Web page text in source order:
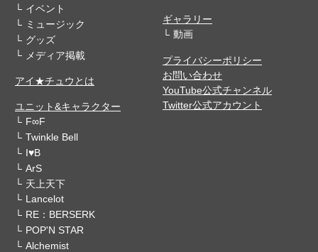
イベント
ミュージック
グッズ
メディア掲載
アイ★チュウとは
ユニット&キャラクター
F∞F
Twinkle Bell
I♥B
ArS
天上天下
Lancelot
RE：BERSERK
POP'N STAR
Alchemist
ギャラリー
動画
プライバシーポリシー
お問い合わせ
YouTube公式チャンネル
Twitter公式アカウント